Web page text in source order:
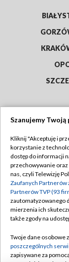
Abonament
Emisja w TVP
Centrum
Naziemna
Rada
Szanujemy
Kliknij "Akceptuję i
korzystanie z
dostęp do informacji
przechowywanie
nas, czyli Telewizję
Zaufanych Partnerów
Partnerów TVP (93
zautomatyzowanego
mierzenia ich
także zgody na
Twoje dane osobowe
poszczególnych
zapisywane za